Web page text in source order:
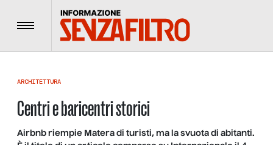
Menu
ARCHITETTURA
Centri e baricentri storici
Airbnb riempie Matera di turisti, ma la svuota di abitanti.